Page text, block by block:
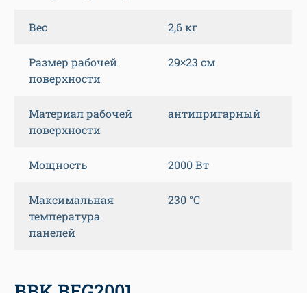
Вес 2,6 кг
Размер рабочей
поверхности
29×23 см
Материал рабочей
поверхности
антипригарный
Мощность 2000 Вт
Максимальная
температура
панелей
230 °C